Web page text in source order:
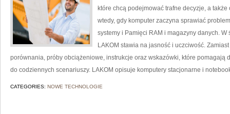
które chcą podejmować trafne decyzje, a
wtedy, gdy komputer zaczyna sprawiać
systemy i Pamięci RAM i magazyny danych.
LAKOM stawia na jasność i uczciwość.
porównania, próby obciążeniowe, instrukcje oraz wskazówki, które pomagają
do codziennych scenariuszy. LAKOM opisuje komputery stacjonarne i
CATEGORIES: NOWE TECHNOLOGIE